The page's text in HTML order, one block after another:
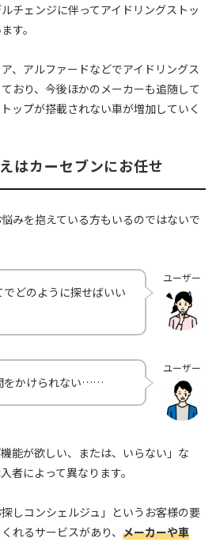
チェンジに伴ってアイドリングストッ
す。
、アルファードなどでアイドリングス
おり、今後ほかのメーカーも追随して
ップが搭載されない車が増加していく
はカーセブンにお任せ
みを抱えている方もいるのではないで
ユーザー
どのように探せばいい
ユーザー
をかけられない……
能が欲しい、または、いらない」な
者によって異なります。
しコンシェルジュ」というお客様の要
れるサービスがあり、 メーカーや車